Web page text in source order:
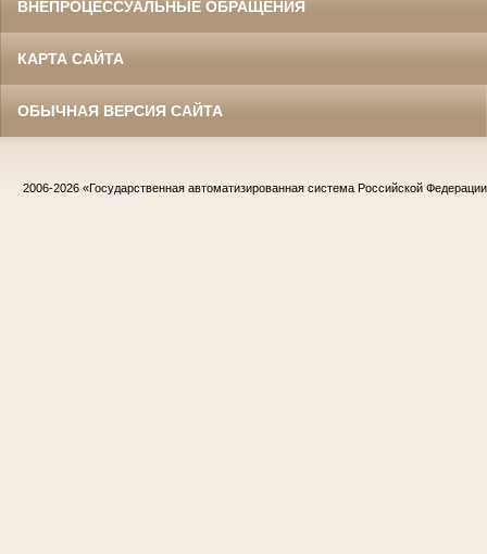
ВНЕПРОЦЕССУАЛЬНЫЕ ОБРАЩЕНИЯ
КАРТА САЙТА
ОБЫЧНАЯ ВЕРСИЯ САЙТА
2006-2026 «Государственная автоматизированная система Российской